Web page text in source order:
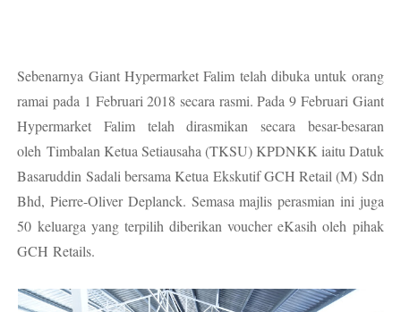
Sebenarnya Giant Hypermarket Falim telah dibuka untuk orang
ramai pada 1 Februari 2018 secara rasmi. Pada 9 Februari Giant
Hypermarket Falim telah dirasmikan secara besar-besaran
oleh Timbalan Ketua Setiausaha (TKSU) KPDNKK iaitu Datuk
Basaruddin Sadali bersama Ketua Ekskutif GCH Retail (M) Sdn
Bhd, Pierre-Oliver Deplanck. Semasa majlis perasmian ini juga
50 keluarga yang terpilih diberikan voucher eKasih oleh pihak
GCH Retails.